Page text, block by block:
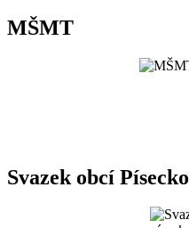
MŠMT
Svazek obcí Písecko